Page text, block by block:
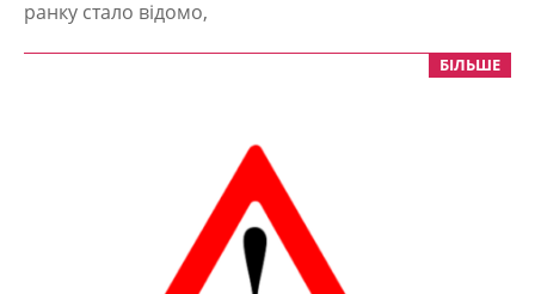
ранку стало відомо,
БІЛЬШЕ